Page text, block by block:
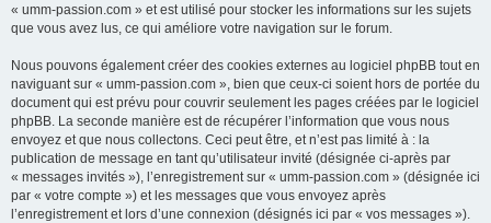
« umm-passion.com » et est utilisé pour stocker les informations sur les sujets
que vous avez lus, ce qui améliore votre navigation sur le forum.
Nous pouvons également créer des cookies externes au logiciel phpBB tout en
naviguant sur « umm-passion.com », bien que ceux-ci soient hors de portée du
document qui est prévu pour couvrir seulement les pages créées par le logiciel
phpBB. La seconde manière est de récupérer l’information que vous nous
envoyez et que nous collectons. Ceci peut être, et n’est pas limité à : la
publication de message en tant qu’utilisateur invité (désignée ci-après par
« messages invités »), l’enregistrement sur « umm-passion.com » (désignée ici
par « votre compte ») et les messages que vous envoyez après
l’enregistrement et lors d’une connexion (désignés ici par « vos messages »).